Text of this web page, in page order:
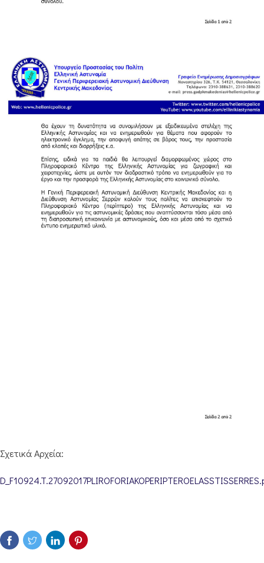
Σχετικά Αρχεία: